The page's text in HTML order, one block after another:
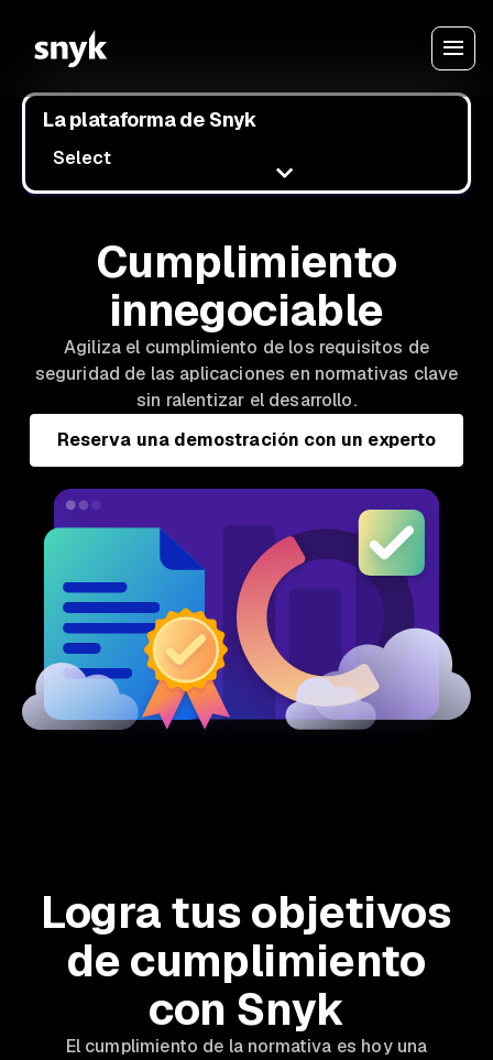
La plataforma de Snyk
Select
Cumplimiento
innegociable
Agiliza el cumplimiento de los requisitos de
seguridad de las aplicaciones en normativas clave
sin ralentizar el desarrollo.
Reserva una demostración con un experto
Logra tus objetivos
de cumplimiento
con Snyk
El cumplimiento de la normativa es hoy una